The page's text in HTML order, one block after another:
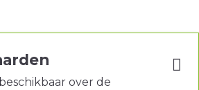
over de